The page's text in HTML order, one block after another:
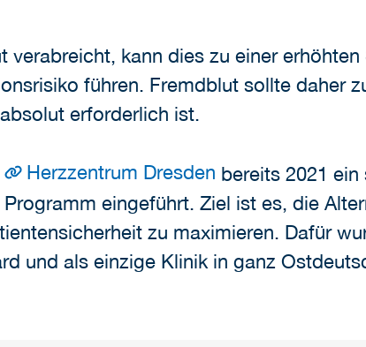
verabreicht, kann dies zu einer
führen. Fremdblut sollte daher
erforderlich ist.
Herzzentrum Dresden bereits 2021
eingeführt. Ziel ist es, die
zu maximieren. Dafür
und als einzige Klinik in ganz